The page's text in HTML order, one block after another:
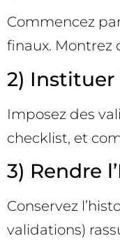
Commencez
finaux. Montrez
2)
Imposez des
checklist, et
3) Rendre
Conservez
validations)